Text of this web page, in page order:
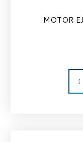
MOTOR